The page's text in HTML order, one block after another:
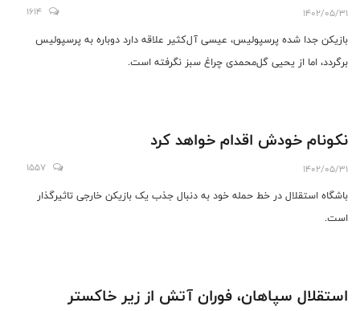
1402/05/31
1614
بازیکن جدا شده پرسپولیس، عیسی آل‌کثیر علاقه دارد دوباره به پرسپولیس
برگردد، اما از یحیی گل‌محمدی چراغ سبز نگرفته است.
نکونام خودش اقدام خواهد کرد
1402/05/31
1557
باشگاه استقلال در خط حمله خود به دنبال جذب یک بازیکن خارجی تاثیرگذار
است.
استقلال سپاهان، فوران آتش از زیر خاکستر